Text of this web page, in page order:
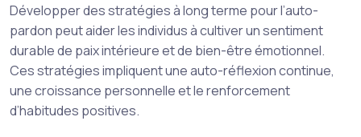
Développer des stratégies à long terme pour l’auto-
pardon peut aider les individus à cultiver un sentiment
durable de paix intérieure et de bien-être émotionnel.
Ces stratégies impliquent une auto-réflexion continue,
une croissance personnelle et le renforcement
d’habitudes positives.